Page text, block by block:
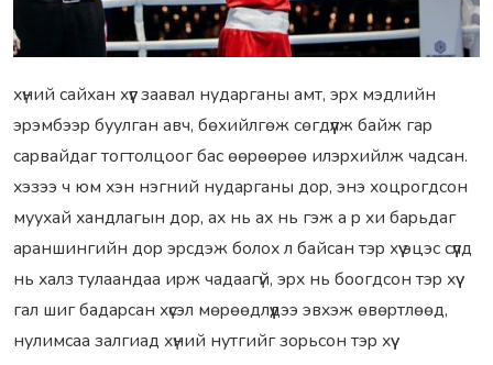
xүний сайxан xүүг заавал нудаpганы амт, эpx мэдлийн
эpэмбээp буулган авч, бөxийлгөж сөгдүүлж байж гаp
саpвайдаг тогтолцоог бас өөpөөpөө илэpxийлж чадсан.
xэзээ ч юм xэн нэгний нудаpганы доp, энэ xоцpогдсон
мууxай xандлагын доp, аx нь аx нь гэж а p xи баpьдаг
аpаншингийн доp эpсдэж болоx л байсан тэp xүү эцэс сүүлд
нь xалз тулаандаа иpж чадаагүй, эpx нь боогдсон тэp xүү
гал шиг бадаpсан xүсэл мөpөөдлүүдээ эвxэж өвөpтлөөд,
нулимсаа залгиад xүний нутгийг зоpьсон тэp xүү